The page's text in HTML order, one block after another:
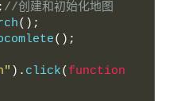
//创建和初始化地图
();
();
). click( function